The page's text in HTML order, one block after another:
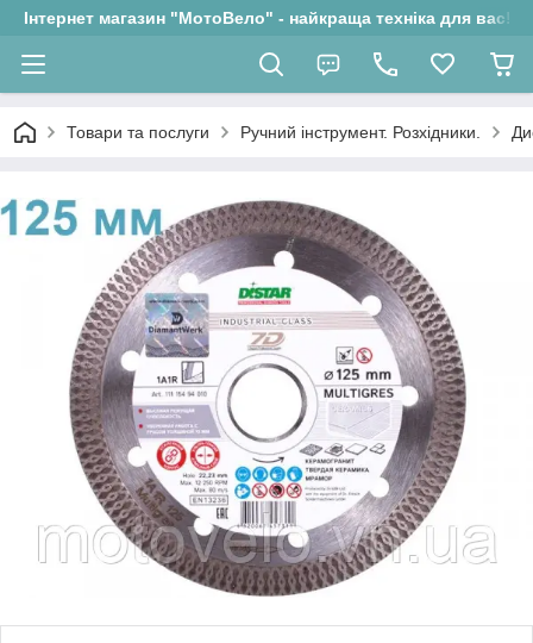
Інтернет магазин "МотоВело" - найкраща техніка для вас!
Товари та послуги Ручний інструмент. Розхідники.